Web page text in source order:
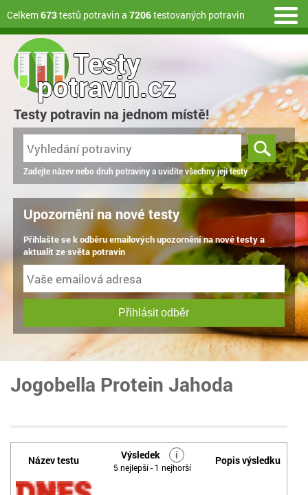
Celkem673testů potravin a 7206testovaných potravin
Testy
potravin.cz
Testy potravin na jednom místě!
Zadejte název nebo druh potraviny a uvidíte všechny její testy
Upozornění na nové testy
Přihlašte se k odběru emailových upozornění na nové testy a
aktualit ze světa potravin
Přihlásit odběr
Jogobella Protein Jahoda
Název testu Výsledek i
5 nejlepší - 1 nejhorší
Popis výsledku
Test